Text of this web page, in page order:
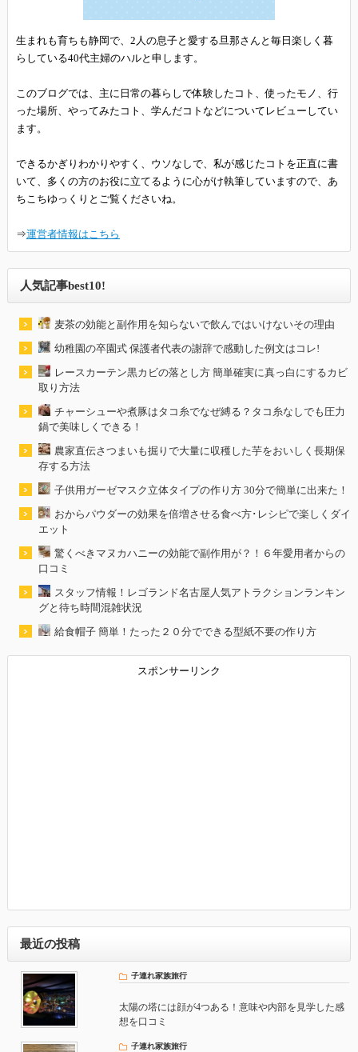
生まれも育ちも静岡で、2人の息子と愛する旦那さんと毎日楽しく暮
らしている40代主婦のハルと申します。
このブログでは、主に日常の暮らしで体験したコト、使ったモノ、行
った場所、やってみたコト、学んだコトなどについてレビューしてい
ます。
できるかぎりわかりやすく、ウソなしで、私が感じたコトを正直に書
いて、多くの方のお役に立てるように心がけ執筆していますので、あ
ちこちゆっくりとご覧くださいね。
⇒運営者情報はこちら
人気記事best10!
麦茶の効能と副作用を知らないで飲んではいけないその理由
幼稚園の卒園式 保護者代表の謝辞で感動した例文はコレ!
レースカーテン黒カビの落とし方 簡単確実に真っ白にするカビ
取り方法
チャーシューや煮豚はタコ糸でなぜ縛る？タコ糸なしでも圧力
鍋で美味しくできる！
農家直伝さつまいも掘りで大量に収穫した芋をおいしく長期保
存する方法
子供用ガーゼマスク立体タイプの作り方 30分で簡単に出来た！
おからパウダーの効果を倍増させる食べ方･レシピで楽しくダイ
エット
驚くべきマヌカハニーの効能で副作用が？！６年愛用者からの
口コミ
スタッフ情報！レゴランド名古屋人気アトラクションランキン
グと待ち時間混雑状況
給食帽子 簡単！たった２０分でできる型紙不要の作り方
スポンサーリンク
最近の投稿
子連れ家族旅行
太陽の塔には顔が4つある！意味や内部を見学した感
想を口コミ
子連れ家族旅行